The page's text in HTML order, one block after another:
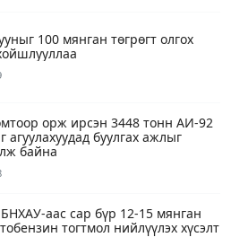
100 мянган төгрөгт олгох
орж ирсэн 3448 тонн АИ-92
агуулахуудад буулгах ажлыг
байна
аас сар бүр 12-15 мянган
тогтмол нийлүүлэх хүсэлт